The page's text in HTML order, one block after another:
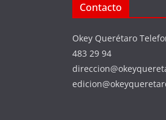
Contacto
Okey Querétaro
483 29 94